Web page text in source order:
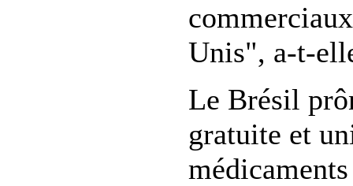
Unis", a-t-
Le Brésil
gratuite et